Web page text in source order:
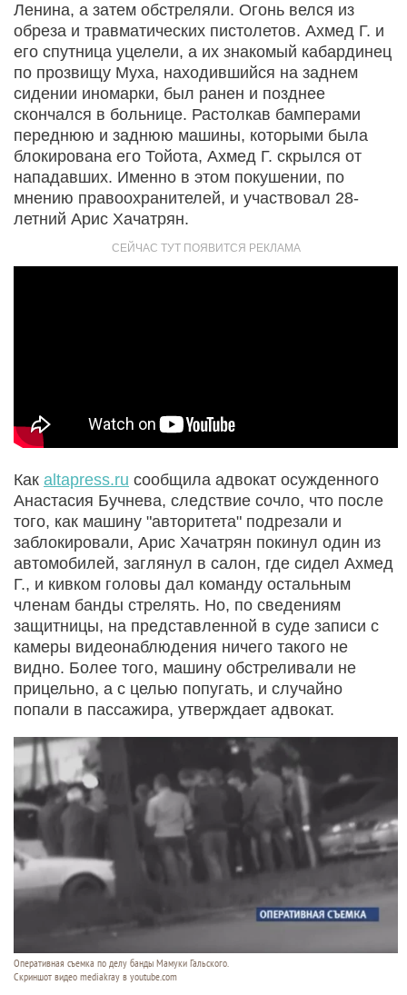
Ленина, а затем обстреляли. Огонь велся из
обреза и травматических пистолетов. Ахмед Г. и
его спутница уцелели, а их знакомый кабардинец
по прозвищу Муха, находившийся на заднем
сидении иномарки, был ранен и позднее
скончался в больнице. Растолкав бамперами
переднюю и заднюю машины, которыми была
блокирована его Тойота, Ахмед Г. скрылся от
нападавших. Именно в этом покушении, по
мнению правоохранителей, и участвовал 28-
летний Арис Хачатрян.
Как altapress.ru сообщила адвокат осужденного
Анастасия Бучнева, следствие сочло, что после
того, как машину "авторитета" подрезали и
заблокировали, Арис Хачатрян покинул один из
автомобилей, заглянул в салон, где сидел Ахмед
Г., и кивком головы дал команду остальным
членам банды стрелять. Но, по сведениям
защитницы, на представленной в суде записи с
камеры видеонаблюдения ничего такого не
видно. Более того, машину обстреливали не
прицельно, а с целью попугать, и случайно
попали в пассажира, утверждает адвокат.
Оперативная съемка по делу банды Мамуки Гальского.
Скриншот видео mediakray в youtube.com